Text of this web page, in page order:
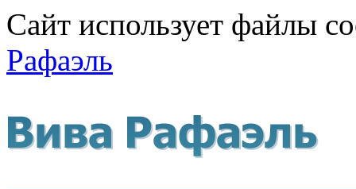
Сайт использует файлы
Рафаэль